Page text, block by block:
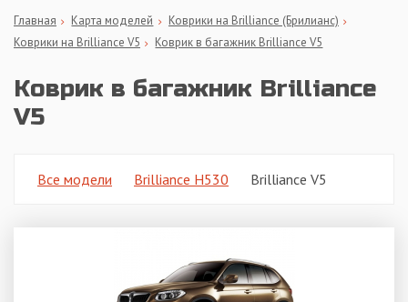
Главная Карта моделей
Коврики на Brilliance (Брилианс)
Коврики на Brilliance V5
Коврик в багажник Brilliance V5
Коврик в багажник Brilliance
V5
Все модели Brilliance H530 Brilliance V5